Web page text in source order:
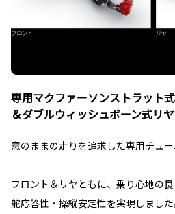
専用マクファーソンストラット
＆ダブルウィッシュボーン式リ
意のままの走りを追求した専用チュー
フロント＆リヤともに、乗り心地の
舵応答性・操縦安定性を実現しました